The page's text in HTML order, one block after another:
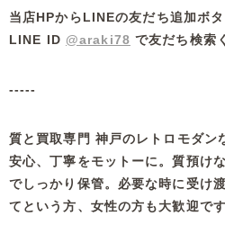
当店HPからLINEの友だち追加ボ
LINE ID @araki78 で友だち検索
-----
質と買取専門 神戸のレトロモダン
安心、丁寧をモットーに。質預け
でしっかり保管。必要な時に受け
てという方、女性の方も大歓迎です